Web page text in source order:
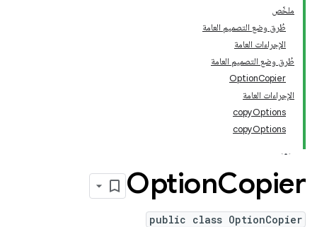
ملخّص
طُرق وضع التصميم العامة
الإجراءات العامة
طُرق وضع التصميم العامة
OptionCopier
الإجراءات العامة
copyOptions
copyOptions
OptionCopier
public class OptionCopier